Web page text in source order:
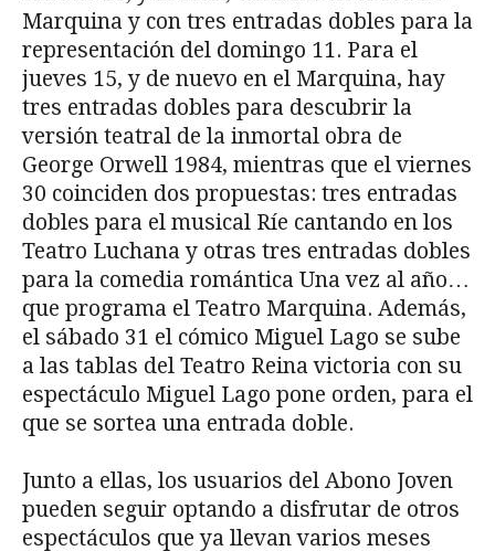
Marquina y con tres entradas dobles para la
representación del domingo 11. Para el
jueves 15, y de nuevo en el Marquina, hay
tres entradas dobles para descubrir la
versión teatral de la inmortal obra de
George Orwell 1984, mientras que el viernes
30 coinciden dos propuestas: tres entradas
dobles para el musical Ríe cantando en los
Teatro Luchana y otras tres entradas dobles
para la comedia romántica Una vez al año…
que programa el Teatro Marquina. Además,
el sábado 31 el cómico Miguel Lago se sube
a las tablas del Teatro Reina victoria con su
espectáculo Miguel Lago pone orden, para el
que se sortea una entrada doble.
Junto a ellas, los usuarios del Abono Joven
pueden seguir optando a disfrutar de otros
espectáculos que ya llevan varios meses